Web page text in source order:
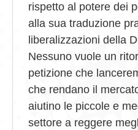
rispetto al potere dei
alla sua traduzione
liberalizzazioni della
Nessuno vuole un
petizione che
che rendano il
aiutino le piccole e
settore a reggere